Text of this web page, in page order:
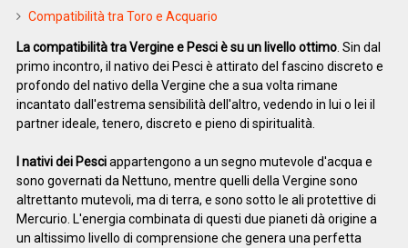
Compatibilità tra Toro e Acquario
La compatibilità tra Vergine e Pesci è su un livello ottimo. Sin dal
primo incontro, il nativo dei Pesci è attirato del fascino discreto e
profondo del nativo della Vergine che a sua volta rimane
incantato dall'estrema sensibilità dell'altro, vedendo in lui o lei il
partner ideale, tenero, discreto e pieno di spiritualità.
I nativi dei Pesciappartengono a un segno mutevole d'acqua e
sono governati da Nettuno, mentre quelli della Vergine sono
altrettanto mutevoli, ma di terra, e sono sotto le ali protettive di
Mercurio. L'energia combinata di questi due pianeti dà origine a
un altissimo livello di comprensione che genera una perfetta